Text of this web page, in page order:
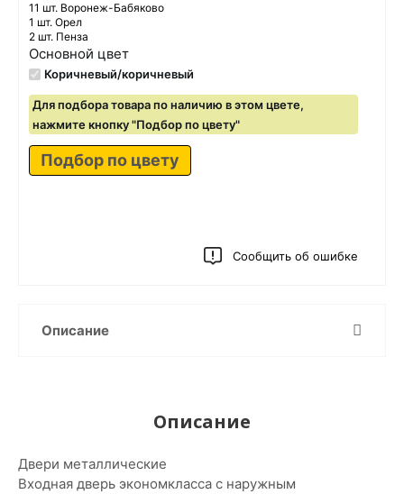
11 шт. Воронеж-Бабяково
1 шт. Орел
2 шт. Пенза
Основной цвет
Коричневый/коричневый
Для подбора товара по наличию в этом цвете,
нажмите кнопку "Подбор по цвету"
Подбор по цвету
Сообщить об ошибке
Описание
Описание
Двери металлические
Входная дверь экономкласса с наружным